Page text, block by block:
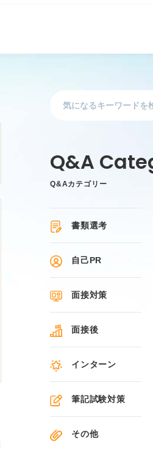
Q&Aカテゴリー
書類選考
自己PR
面接対策
面接後
インターン
筆記試験対策
その他